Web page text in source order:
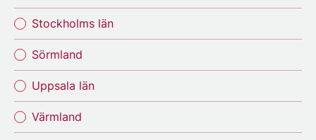
Stockholms län
Sörmland
Uppsala län
Värmland